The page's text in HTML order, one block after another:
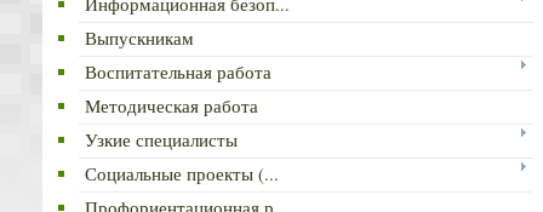
Выпускникам
Воспитательная работа
Методическая работа
Узкие специалисты
Социальные проекты (...